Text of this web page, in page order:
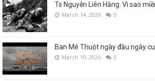
Ts Nguyễn Liên Hằng: Vì sao
March 14, 2026 0
Ban Mê Thuột ngày đầu ngày
March 10, 2026 0